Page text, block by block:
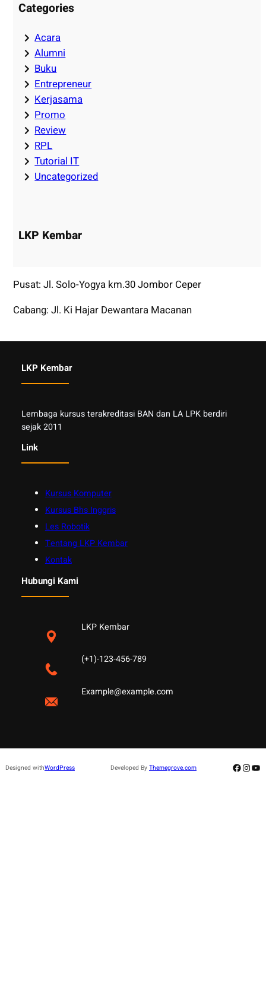
Categories
Acara
Alumni
Buku
Entrepreneur
Kerjasama
Promo
Review
RPL
Tutorial IT
Uncategorized
LKP Kembar
Pusat: Jl. Solo-Yogya km.30 Jombor Ceper
Cabang: Jl. Ki Hajar Dewantara Macanan
LKP Kembar
Lembaga kursus terakreditasi BAN dan LA LPK berdiri
sejak 2011
Link
Kursus Komputer
Kursus Bhs Inggris
Les Robotik
Tentang LKP Kembar
Kontak
Hubungi Kami
LKP Kembar
(+1)-123-456-789
Example@example.com
Designed withWordPress Developed By Themegrove.com